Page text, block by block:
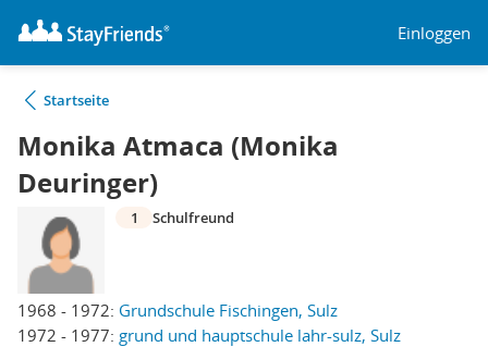
Einloggen
Startseite
Monika Atmaca (Monika
Deuringer)
1968 - 1972: Grundschule Fischingen, Sulz
1972 - 1977: grund und hauptschule lahr-sulz, Sulz
1 Schulfreund